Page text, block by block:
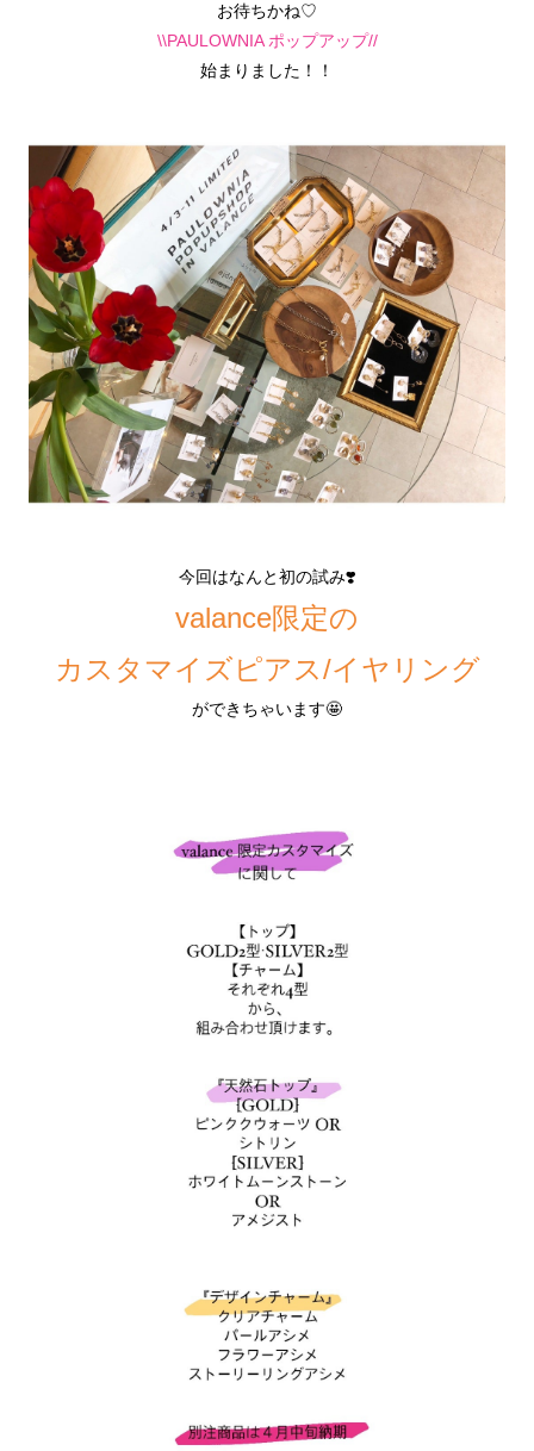
お待ちかね♡
\\PAULOWNIA ポップアップ//
始まりました！！
今回はなんと初の試み❣️
valance限定の
カスタマイズピアス/イヤリング
ができちゃいます🤩